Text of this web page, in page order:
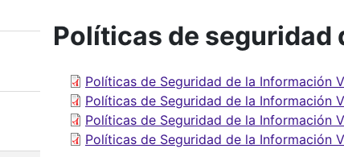
Políticas de seguridad
Políticas de Seguridad de la Información
Políticas de Seguridad de la Información
Políticas de Seguridad de la Información
Políticas de Seguridad de la Información